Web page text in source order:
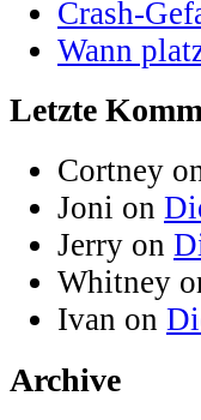
Crash-
Wann
Letzte
Cortney
Joni on
Jerry on
Whitney
Ivan on
Archive